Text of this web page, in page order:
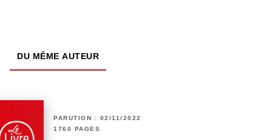
DU MÊME AUTEUR
PARUTION : 02/11/2022
1760 PAGES